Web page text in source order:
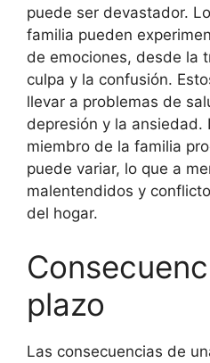
puede ser devastador.
familia pueden
de emociones, desde la
culpa y la confusión.
llevar a problemas de
depresión y la ansiedad.
miembro de la familia
puede variar, lo que a
malentendidos y
del hogar.
plazo
Las consecuencias de